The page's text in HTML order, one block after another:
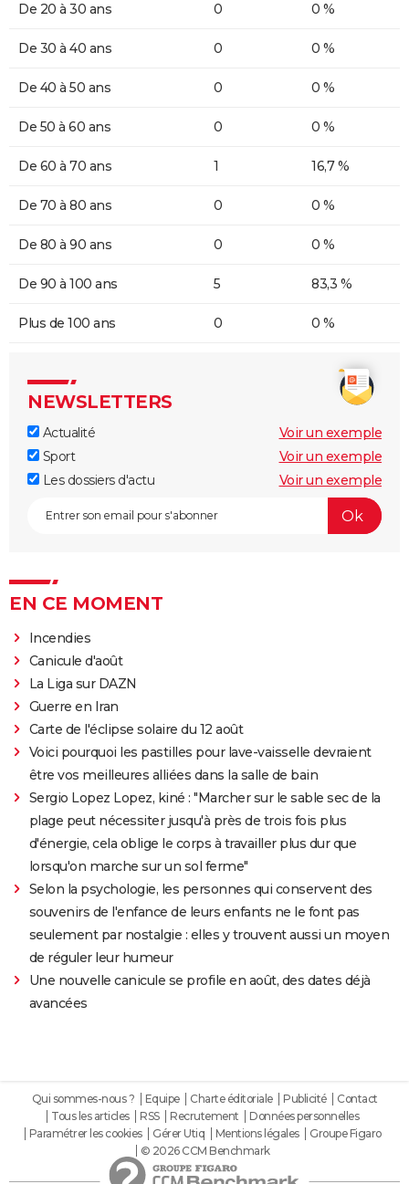
De 20 à 30 ans 0 0 %
De 30 à 40 ans 0 0 %
De 40 à 50 ans 0 0 %
De 50 à 60 ans 0 0 %
De 60 à 70 ans 1 16,7 %
De 70 à 80 ans 0 0 %
De 80 à 90 ans 0 0 %
De 90 à 100 ans 5 83,3 %
Plus de 100 ans 0 0 %
NEWSLETTERS
Actualité
Voir un exemple
Sport
Voir un exemple
Les dossiers d'actu
Voir un exemple
EN CE MOMENT
Incendies
Canicule d'août
La Liga sur DAZN
Guerre en Iran
Carte de l'éclipse solaire du 12 août
Voici pourquoi les pastilles pour lave-vaisselle devraient
être vos meilleures alliées dans la salle de bain
Sergio Lopez Lopez, kiné : "Marcher sur le sable sec de la
plage peut nécessiter jusqu'à près de trois fois plus
d'énergie, cela oblige le corps à travailler plus dur que
lorsqu'on marche sur un sol ferme"
Selon la psychologie, les personnes qui conservent des
souvenirs de l'enfance de leurs enfants ne le font pas
seulement par nostalgie : elles y trouvent aussi un moyen
de réguler leur humeur
Une nouvelle canicule se profile en août, des dates déjà
avancées
Qui sommes-nous ? Equipe Charte éditoriale Publicité
Contact
Tous les articles
RSS Recrutement
Données personnelles
Paramétrer les cookies
Gérer Utiq Mentions légales
Groupe Figaro
© 2026 CCM Benchmark